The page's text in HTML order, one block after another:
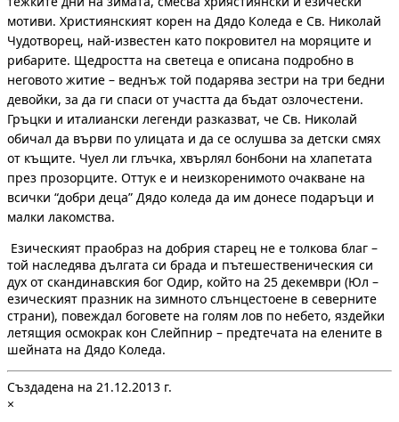
мотиви. Християнският корен на Дядо Коледа е Св. Николай
Чудотворец, най-известен като покровител на моряците и
рибарите. Щедростта на светеца е описана подробно в
неговото житие – веднъж той подарява зестри на три бедни
девойки, за да ги спаси от участта да бъдат озлочестени.
Гръцки и италиански легенди разказват, че Св. Николай
обичал да върви по улицата и да се ослушва за детски смях
от къщите. Чуел ли глъчка, хвърлял бонбони на хлапетата
през прозорците. Оттук е и неизкоренимото очакване на
всички “добри деца” Дядо коледа да им донесе подаръци и
малки лакомства.
Езическият праобраз на добрия старец не е толкова благ –
той наследява дългата си брада и пътешественическия си
дух от скандинавския бог Одир, който на 25 декември (Юл –
езическият празник на зимното слънцестоене в северните
страни), повеждал боговете на голям лов по небето, яздейки
летящия осмокрак кон Слейпнир – предтечата на елените в
шейната на Дядо Коледа.
Създадена на 21.12.2013 г.
×